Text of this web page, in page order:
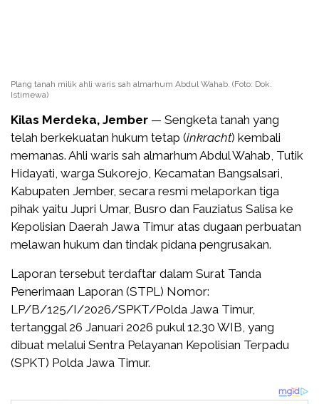
Plang tanah milik ahli waris sah almarhum Abdul Wahab. (Foto: Dok.
Istimewa)
Kilas Merdeka, Jember — Sengketa tanah yang
telah berkekuatan hukum tetap (inkracht) kembali
memanas. Ahli waris sah almarhum Abdul Wahab, Tutik
Hidayati, warga Sukorejo, Kecamatan Bangsalsari,
Kabupaten Jember, secara resmi melaporkan tiga
pihak yaitu Jupri Umar, Busro dan Fauziatus Salisa ke
Kepolisian Daerah Jawa Timur atas dugaan perbuatan
melawan hukum dan tindak pidana pengrusakan.
Laporan tersebut terdaftar dalam Surat Tanda
Penerimaan Laporan (STPL) Nomor:
LP/B/125/I/2026/SPKT/Polda Jawa Timur,
tertanggal 26 Januari 2026 pukul 12.30 WIB, yang
dibuat melalui Sentra Pelayanan Kepolisian Terpadu
(SPKT) Polda Jawa Timur.